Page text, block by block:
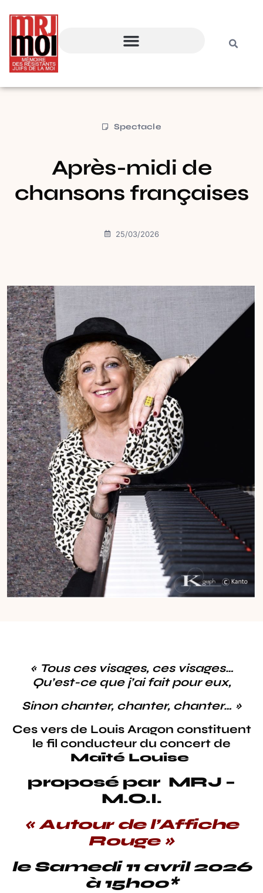
Spectacle
Après-midi de
chansons françaises
25/03/2026
« Tous ces visages, ces visages…
Qu’est-ce que j’ai fait pour eux,
Sinon chanter, chanter, chanter… »
Ces vers de Louis Aragon constituent
le fil conducteur du concert de
Maïté Louise
proposé par MRJ –
M.O.I.
« Autour de l’Affiche
Rouge »
le Samedi 11 avril 2026
à 15h00*